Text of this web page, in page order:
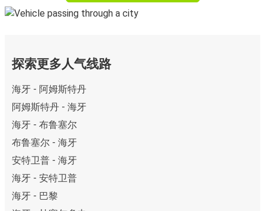
探索更多人气线路
海牙 - 阿姆斯特丹
阿姆斯特丹 - 海牙
海牙 - 布鲁塞尔
布鲁塞尔 - 海牙
安特卫普 - 海牙
海牙 - 安特卫普
海牙 - 巴黎